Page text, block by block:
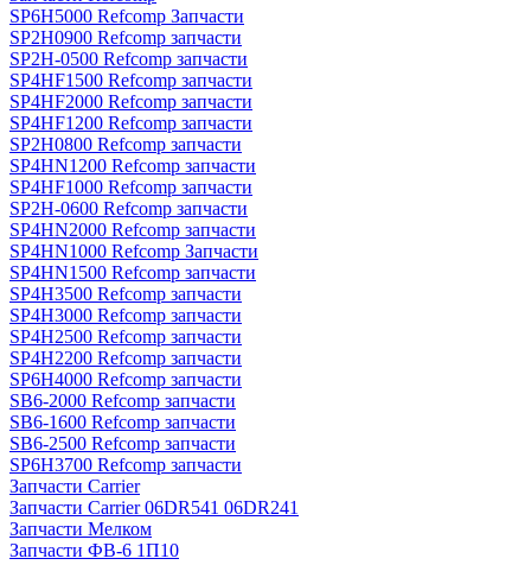
SP6H5000 Refcomp Запчасти
SP2H0900 Refcomp запчасти
SP2H-0500 Refcomp запчасти
SP4HF1500 Refcomp запчасти
SP4HF2000 Refcomp запчасти
SP4HF1200 Refcomp запчасти
SP2H0800 Refcomp запчасти
SP4HN1200 Refcomp запчасти
SP4HF1000 Refcomp запчасти
SP2H-0600 Refcomp запчасти
SP4HN2000 Refcomp запчасти
SP4HN1000 Refcomp Запчасти
SP4HN1500 Refcomp запчасти
SP4H3500 Refcomp запчасти
SP4H3000 Refcomp запчасти
SP4H2500 Refcomp запчасти
SP4H2200 Refcomp запчасти
SP6H4000 Refcomp запчасти
SB6-2000 Refcomp запчасти
SB6-1600 Refcomp запчасти
SB6-2500 Refcomp запчасти
SP6H3700 Refcomp запчасти
Запчасти Carrier
Запчасти Carrier 06DR541 06DR241
Запчасти Мелком
Запчасти ФВ-6 1П10